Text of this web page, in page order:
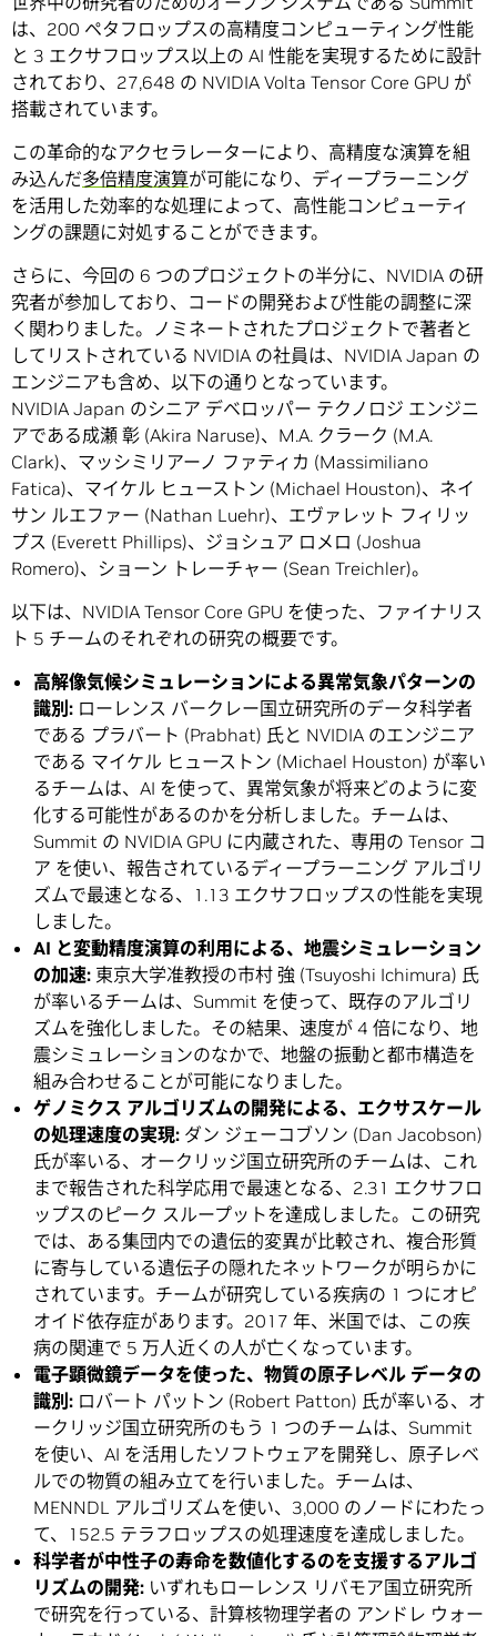
は、200 ペタフロップスの高精度コンピューティング性能
と 3 エクサフロップス以上の AI 性能を実現するために設計
されており、27,648 の NVIDIA Volta Tensor Core GPU が
搭載されています。
この革命的なアクセラレーターにより、高精度な演算を組
み込んだ多倍精度演算が可能になり、ディープラーニング
を活用した効率的な処理によって、高性能コンピューティ
ングの課題に対処することができます。
さらに、今回の 6 つのプロジェクトの半分に、NVIDIA の研
究者が参加しており、コードの開発および性能の調整に深
く関わりました。ノミネートされたプロジェクトで著者と
してリストされている NVIDIA の社員は、NVIDIA Japan の
エンジニアも含め、以下の通りとなっています。
NVIDIA Japan のシニア デベロッパー テクノロジ エンジニ
アである成瀬 彰 (Akira Naruse)、M.A. クラーク (M.A.
Clark)、マッシミリアーノ ファティカ (Massimiliano
Fatica)、マイケル ヒューストン (Michael Houston)、ネイ
サン ルエファー (Nathan Luehr)、エヴァレット フィリッ
プス (Everett Phillips)、ジョシュア ロメロ (Joshua
Romero)、ショーン トレーチャー (Sean Treichler)。
以下は、NVIDIA Tensor Core GPU を使った、ファイナリス
ト 5 チームのそれぞれの研究の概要です。
高解像気候シミュレーションによる異常気象パターンの
識別: ローレンス バークレー国立研究所のデータ科学者
である プラバート (Prabhat) 氏と NVIDIA のエンジニア
である マイケル ヒューストン (Michael Houston) が率い
るチームは、AI を使って、異常気象が将来どのように変
化する可能性があるのかを分析しました。チームは、
Summit の NVIDIA GPU に内蔵された、専用の Tensor コ
ア を使い、報告されているディープラーニング アルゴリ
ズムで最速となる、1.13 エクサフロップスの性能を実現
しました。
AI と変動精度演算の利用による、地震シミュレーション
の加速: 東京大学准教授の市村 強 (Tsuyoshi Ichimura) 氏
が率いるチームは、Summit を使って、既存のアルゴリ
ズムを強化しました。その結果、速度が 4 倍になり、地
震シミュレーションのなかで、地盤の振動と都市構造を
組み合わせることが可能になりました。
ゲノミクス アルゴリズムの開発による、エクサスケール
の処理速度の実現: ダン ジェーコブソン (Dan Jacobson)
氏が率いる、オークリッジ国立研究所のチームは、これ
まで報告された科学応用で最速となる、2.31 エクサフロ
ップスのピーク スループットを達成しました。この研究
では、ある集団内での遺伝的変異が比較され、複合形質
に寄与している遺伝子の隠れたネットワークが明らかに
されています。チームが研究している疾病の 1 つにオピ
オイド依存症があります。2017 年、米国では、この疾
病の関連で 5 万人近くの人が亡くなっています。
電子顕微鏡データを使った、物質の原子レベル データの
識別: ロバート パットン (Robert Patton) 氏が率いる、オ
ークリッジ国立研究所のもう 1 つのチームは、Summit
を使い、AI を活用したソフトウェアを開発し、原子レベ
ルでの物質の組み立てを行いました。チームは、
MENNDL アルゴリズムを使い、3,000 のノードにわたっ
て、152.5 テラフロップスの処理速度を達成しました。
科学者が中性子の寿命を数値化するのを支援するアルゴ
リズムの開発: いずれもローレンス リバモア国立研究所
で研究を行っている、計算核物理学者の アンドレ ウォー